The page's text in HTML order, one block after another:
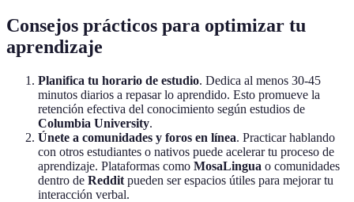
Consejos prácticos para optimizar tu
aprendizaje
Planifica tu horario de estudio. Dedica al menos 30-45
minutos diarios a repasar lo aprendido. Esto promueve la
retención efectiva del conocimiento según estudios de
Columbia University.
Únete a comunidades y foros en línea. Practicar hablando
con otros estudiantes o nativos puede acelerar tu proceso de
aprendizaje. Plataformas como MosaLingua o comunidades
dentro de Reddit pueden ser espacios útiles para mejorar tu
interacción verbal.